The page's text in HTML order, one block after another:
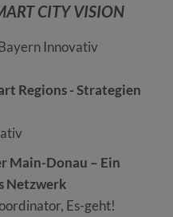
CITY VISION
Innovativ
Regions - Strategien
Main-Donau – Ein
Netzwerk
Es-geht!